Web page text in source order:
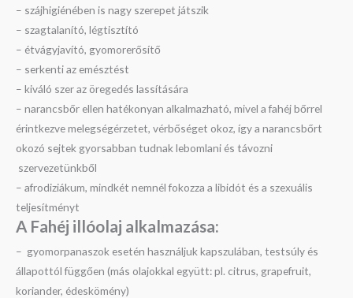
– szájhigiénében is nagy szerepet játszik
– szagtalanító, légtisztító
– étvágyjavító, gyomorerősítő
– serkenti az emésztést
– kiváló szer az öregedés lassítására
– narancsbőr ellen hatékonyan alkalmazható, mivel a fahéj bőrrel
érintkezve melegségérzetet, vérbőséget okoz, így a narancsbőrt
okozó sejtek gyorsabban tudnak lebomlani és távozni
szervezetünkből
– afrodiziákum, mindkét nemnél fokozza a libidót és a szexuális
teljesítményt
A Fahéj illóolaj alkalmazása:
– gyomorpanaszok esetén használjuk kapszulában, testsúly és
állapottól függően (más olajokkal együtt: pl. citrus, grapefruit,
koriander, édeskömény)